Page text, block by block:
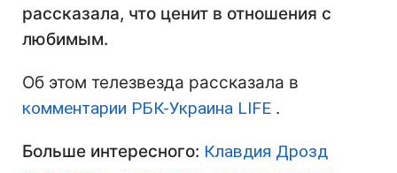
рассказала, что ценит в отношения с
любимым.
Об этом телезвезда рассказала в
комментарии РБК-Украина LIFE .
Больше интересного: Клавдия Дрозд